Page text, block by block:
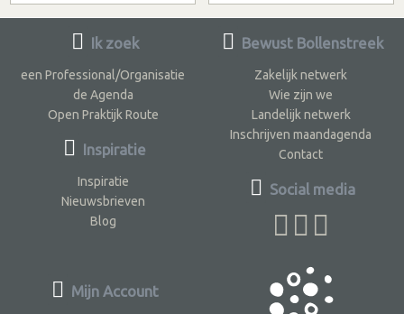
Ik zoek
een Professional/Organisatie
de Agenda
Open Praktijk Route
Inspiratie
Inspiratie
Nieuwsbrieven
Blog
Bewust Bollenstreek
Zakelijk netwerk
Wie zijn we
Landelijk netwerk
Inschrijven maandagenda
Contact
Social media
Mijn Account